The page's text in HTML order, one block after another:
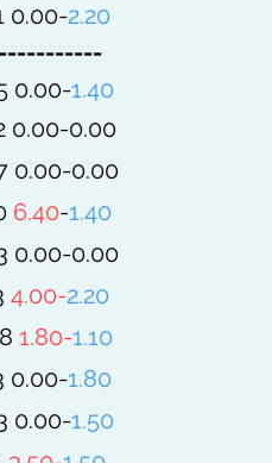
0.00-2.20
0.00-1.40
0.00-0.00
0.00-0.00
6.40-1.40
0.00-0.00
4.00-2.20
1.80-1.10
0.00-1.80
0.00-1.50